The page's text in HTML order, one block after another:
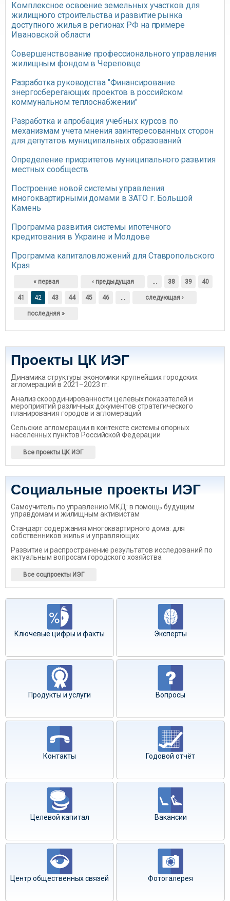
Комплексное освоение земельных участков для
жилищного строительства и развитие рынка
доступного жилья в регионах РФ на примере
Ивановской области
Совершенствование профессионального управления
жилищным фондом в Череповце
Разработка руководства "Финансирование
энергосберегающих проектов в российском
коммунальном теплоснабжении"
Разработка и апробация учебных курсов по
механизмам учета мнения заинтересованных сторон
для депутатов муниципальных образований
Определение приоритетов муниципального развития
местных сообществ
Построение новой системы управления
многоквартирными домами в ЗАТО г. Большой
Камень
Программа развития системы ипотечного
кредитования в Украине и Молдове
Программа капиталовложений для Ставропольского
Края
Страницы
« первая ‹ предыдущая … 38 39 40
41 42 43 44 45 46 … следующая ›
последняя »
Проекты ЦК ИЭГ
Динамика структуры экономики крупнейших городских
агломераций в 2021–2023 гг.
Анализ скоординированности целевых показателей и
мероприятий различных документов стратегического
планирования городов и агломераций
Сельские агломерации в контексте системы опорных
населенных пунктов Российской Федерации
Все проекты ЦК ИЭГ
Социальные проекты ИЭГ
Самоучитель по управлению МКД: в помощь будущим
управдомам и жилищным активистам
Стандарт содержания многоквартирного дома: для
собственников жилья и управляющих
Развитие и распространение результатов исследований по
актуальным вопросам городского хозяйства
Все соцпроекты ИЭГ
Ключевые цифры и факты Эксперты
Продукты и услуги Вопросы
Контакты Годовой отчёт
Целевой капитал Вакансии
Центр общественных связей Фотогалерея